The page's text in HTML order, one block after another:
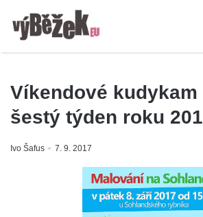
Víkendové
šestý týden roku
Ivo Šafus 7. 9. 2017